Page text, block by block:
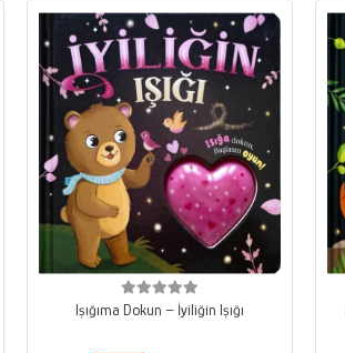
Işığıma Dokun – İyiliğin Işığı